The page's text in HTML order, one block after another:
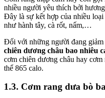
nhiều người yêu thích bởi
Đây là sự kết hợp của nhiều
như hành tây, cà rốt, nấm,…
Đối với những người đang giảm
chiên dương châu bao nhiêu
cơm chiên dương châu hay cơm
thể 865 calo.
1.3. Cơm rang dưa bò